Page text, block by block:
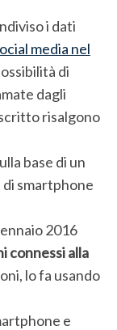
i dati
media nel
di
dagli
risalgono
base di un
smartphone
2016
connessi alla
lo fa usando
e